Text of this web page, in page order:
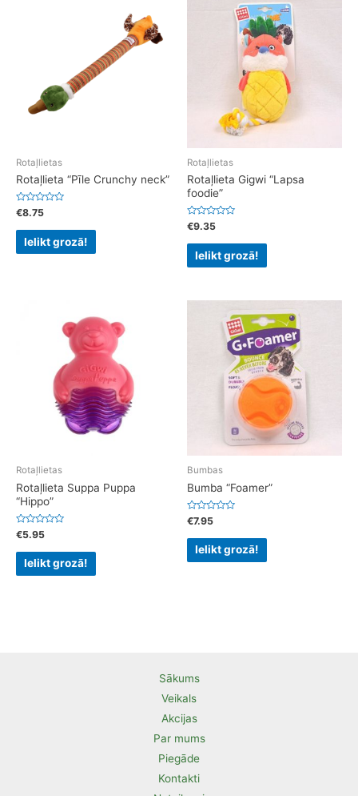
Rotaļlietas
Rotaļlieta “Pīle Crunchy neck”
Rated
0
out
€8.75
Ielikt grozā!
Rotaļlietas
Rotaļlieta Gigwi “Lapsa
foodie”
Rated
0
out
€9.35
Ielikt grozā!
Rotaļlietas
Rotaļlieta Suppa Puppa
“Hippo”
Rated
0
out
€5.95
Ielikt grozā!
Bumbas
Bumba “Foamer”
Rated
0
out
€7.95
Ielikt grozā!
Sākums
Veikals
Akcijas
Par mums
Piegāde
Kontakti